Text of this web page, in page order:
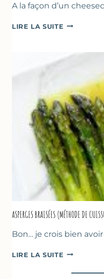
A la façon d’un
LIRE LA SUITE TERRINE
GREC,
AMANDES
&
FRUITS
ROUGES
ASPERGES BRAISÉES (MÉTHODE DE
Bon… je crois bien
LIRE LA SUITE ASPERGES
(MÉTHODE